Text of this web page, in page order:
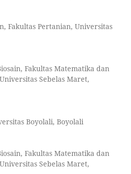
Fakultas Pertanian, Universitas
Fakultas Matematika dan
Sebelas Maret,
Boyolali, Boyolali
Fakultas Matematika dan
Sebelas Maret,